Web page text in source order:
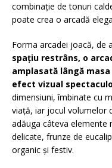
combinație de tonuri
poate crea o arcadă
Forma arcadei joacă, de
spațiu restrâns, o
amplasată lângă
efect vizual
dimensiuni, îmbinate cu
viață, iar jocul volumelor
adăuga câteva elemente
delicate, frunze de
organic și festiv.